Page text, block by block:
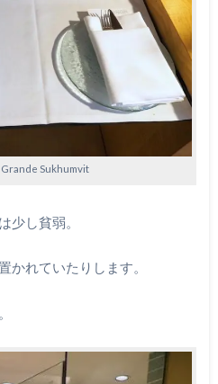
Sukhumvit
少し貧弱。
かれていたりします。